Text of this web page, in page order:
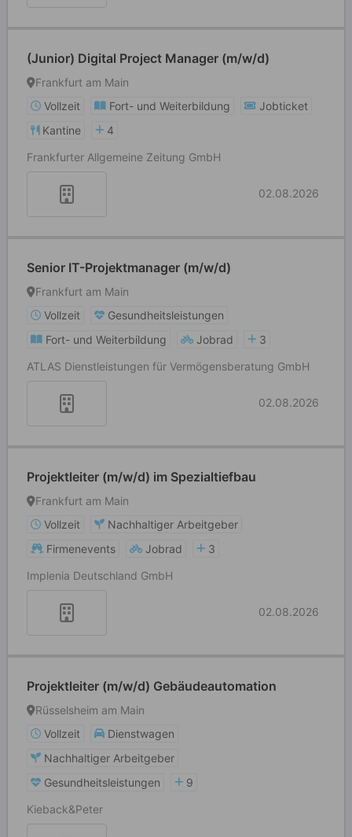
(Junior) Digital Project Manager (m/w/d)
Frankfurt am Main
Vollzeit
Fort- und Weiterbildung
Jobticket
Kantine
4
Frankfurter Allgemeine Zeitung GmbH
02.08.2026
Senior IT-Projektmanager (m/w/d)
Frankfurt am Main
Vollzeit
Gesundheitsleistungen
Fort- und Weiterbildung
Jobrad
3
ATLAS Dienstleistungen für Vermögensberatung GmbH
02.08.2026
Projektleiter (m/w/d) im Spezialtiefbau
Frankfurt am Main
Vollzeit
Nachhaltiger Arbeitgeber
Firmenevents
Jobrad
3
Implenia Deutschland GmbH
02.08.2026
Projektleiter (m/w/d) Gebäudeautomation
Rüsselsheim am Main
Vollzeit
Dienstwagen
Nachhaltiger Arbeitgeber
Gesundheitsleistungen
9
Kieback&Peter